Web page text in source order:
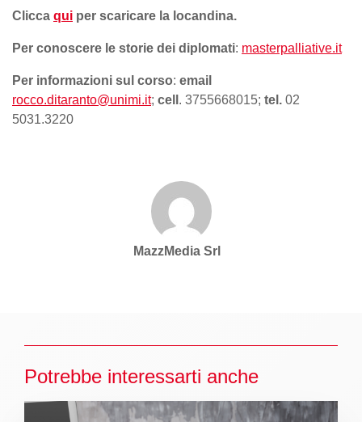
Clicca qui per scaricare la locandina.
Per conoscere le storie dei diplomati: masterpalliative.it
Per informazioni sul corso: email
rocco.ditaranto@unimi.it; cell . 3755668015; tel. 02
5031.3220
MazzMedia Srl
Potrebbe interessarti anche